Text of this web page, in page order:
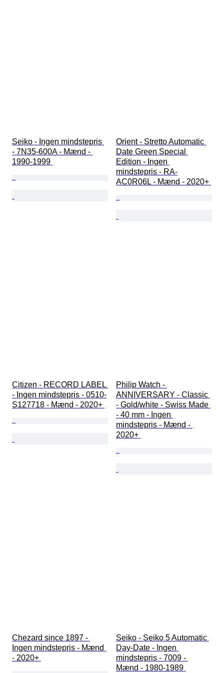
Seiko - Ingen mindstepris
- 7N35-600A - Mænd -
1990-1999
Orient - Stretto Automatic
Date Green Special
Edition - Ingen
mindstepris - RA-
AC0R06L - Mænd - 2020+
Citizen - RECORD LABEL
- Ingen mindstepris - 0510-
S127718 - Mænd - 2020+
Philip Watch -
ANNIVERSARY - Classic
- Gold/white - Swiss Made
- 40 mm - Ingen
mindstepris - Mænd -
2020+
Chezard since 1897 -
Ingen mindstepris - Mænd
- 2020+
Seiko - Seiko 5 Automatic
Day-Date - Ingen
mindstepris - 7009 -
Mænd - 1980-1989